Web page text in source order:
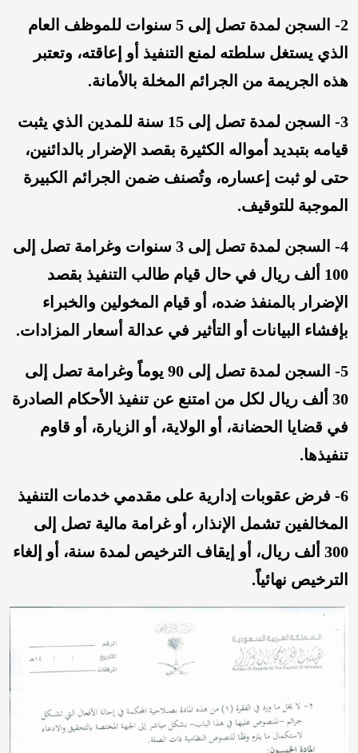
2- السجن لمدة تصل إلى 5 سنوات للموظف العام
الذي يستغل سلطته لمنع التنفيذ أو إعاقته، وتعتبر
هذه الجريمة من الجرائم المخلة بالأمانة.
3- السجن لمدة تصل إلى 15 سنة للمدين الذي يثبت
قيامه بتبديد أمواله الكثيرة بقصد الإضرار بالدائنين،
حتى لو ثبت إعساره، وتُصنف ضمن الجرائم الكبيرة
الموجبة للتوقيف.
4- السجن لمدة تصل إلى 3 سنوات وغرامة تصل إلى
100 ألف ريال في حال قيام طالب التنفيذ بقصد
الإضرار بالمنفذ ضده، أو قيام المخولين والخبراء
بإفشاء البيانات أو التأثير في عدالة أسعار المزادات.
5- السجن لمدة تصل إلى 90 يوماً وغرامة تصل إلى
30 ألف ريال لكل من امتنع عن تنفيذ الأحكام الصادرة
في قضايا الحضانة، أو الولاية، أو الزيارة، أو قاوم
تنفيذها.
6- فرض عقوبات إدارية على مقدمي خدمات التنفيذ
المخالفين تشمل الإنذار، أو غرامة مالية تصل إلى
300 ألف ريال، أو إيقاف الترخيص لمدة سنة، أو إلغاء
الترخيص نهائياً.